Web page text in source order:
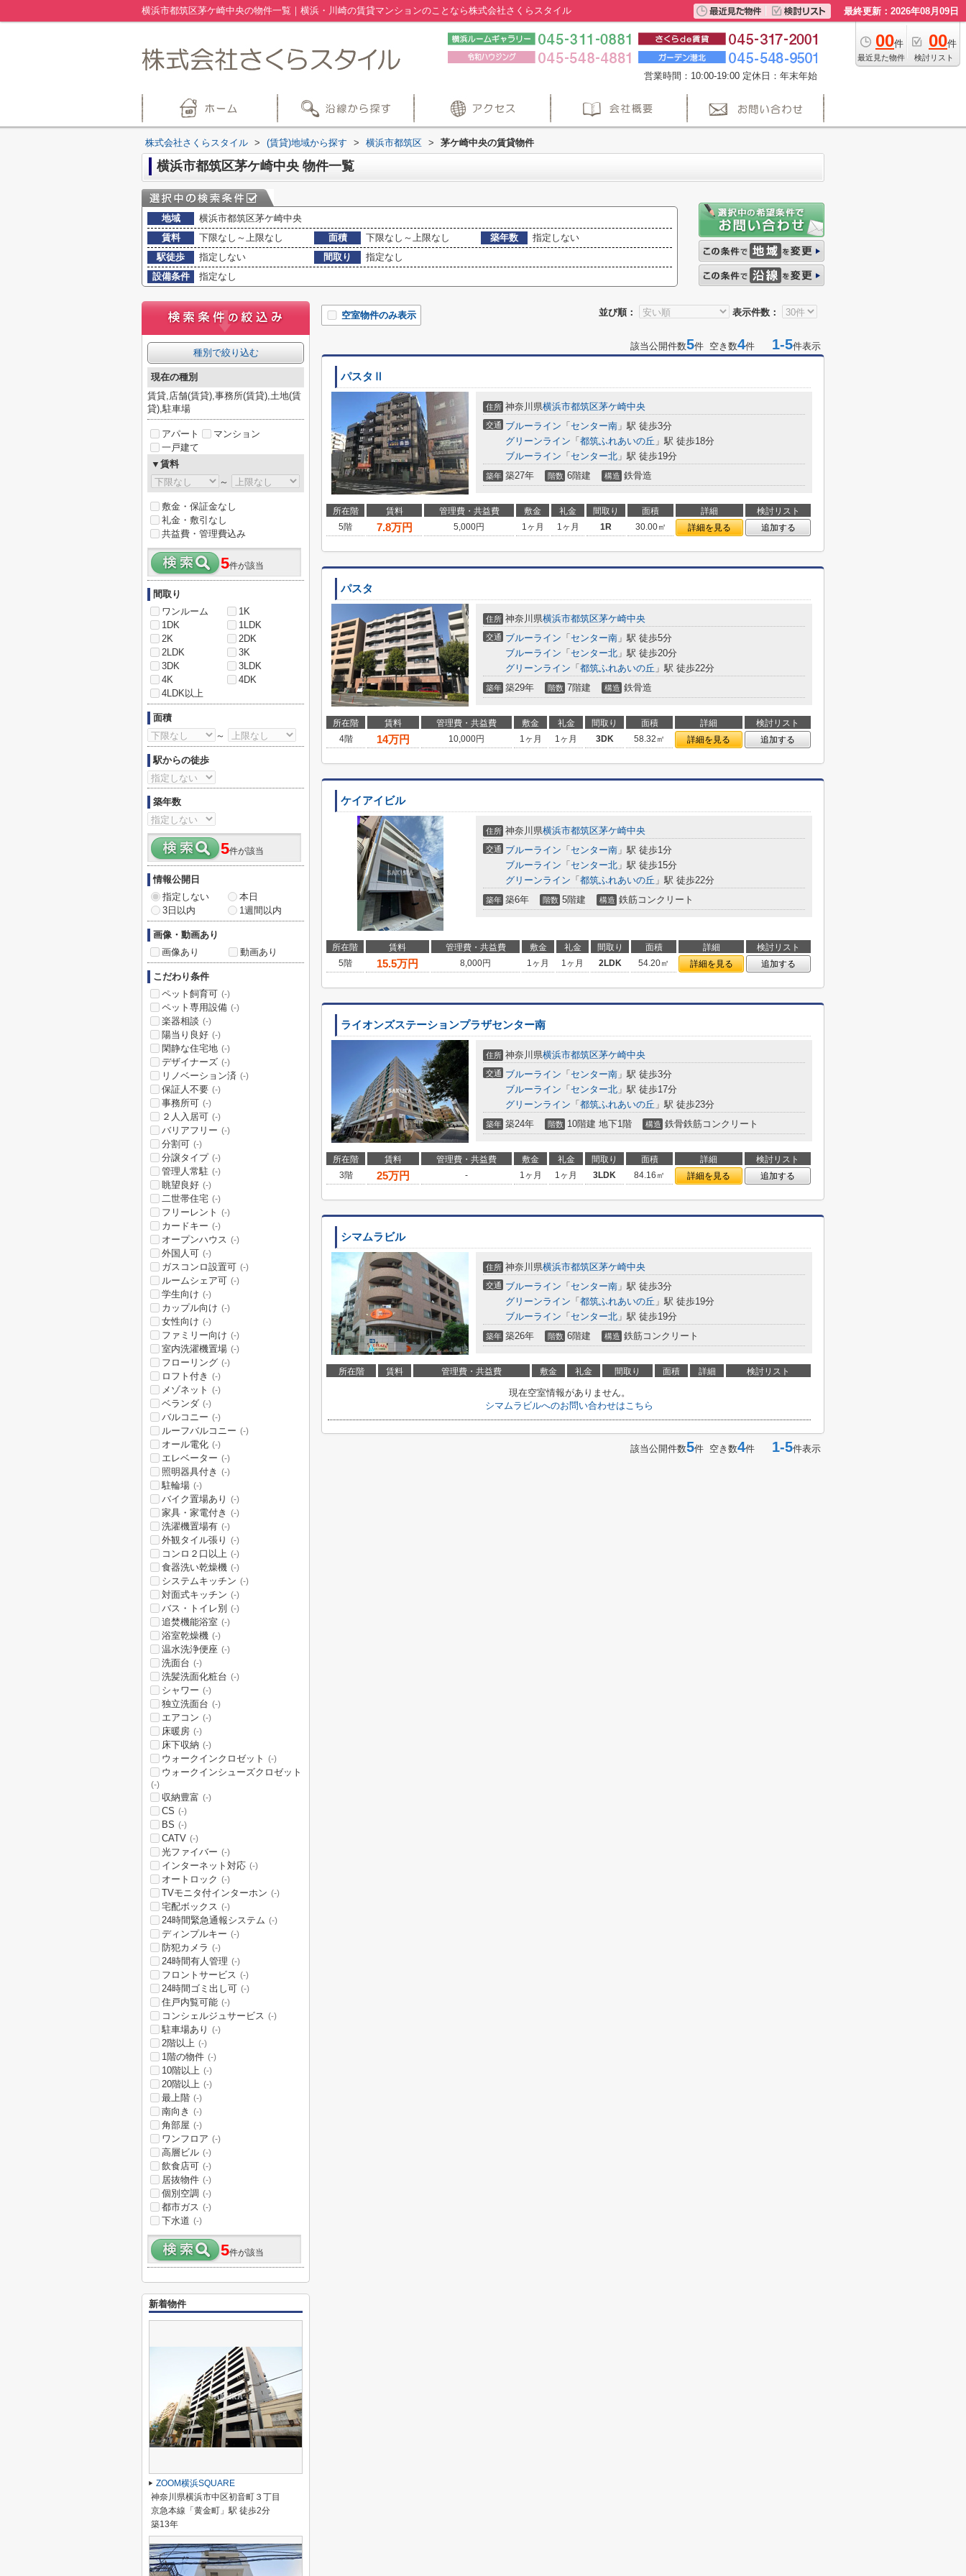
横浜市都筑区茅ケ崎中央の物件一覧｜横浜・川崎の賃貸マンションのことなら株式会社さくらスタイル 最終更新：2026年08月09日
00件
最近見た物件
00件
検討リスト
営業時間：10:00-19:00 定休日：年末年始
株式会社さくらスタイル > (賃貸)地域から探す > 横浜市都筑区 > 茅ケ崎中央の賃貸物件
横浜市都筑区茅ケ崎中央 物件一覧
地域
横浜市都筑区茅ケ崎中央
賃料
下限なし～上限なし 面積 下限なし～上限なし 築年数
指定しない
駅徒歩
指定しない 間取り
指定なし
設備条件
指定なし
並び順： 表示件数：
空室物件のみ表示
該当公開件数5件 空き数4件 1-5件表示
パスタⅡ
住所 神奈川県横浜市都筑区茅ケ崎中央
交通 ブルーライン 「 センター南 」駅 徒歩3分
グリーンライン 「 都筑ふれあいの丘 」駅 徒歩18分
ブルーライン 「 センター北 」駅 徒歩19分
築年 築27年 階数 6階建 構造 鉄骨造
所在階 賃料 管理費・共益費 敷金 礼金 間取り 面積 詳細
検討リスト
5階
7.8万円 5,000円 1ヶ月 1ヶ月 1R 30.00㎡ 詳細を見る 追加する
パスタ
住所 神奈川県横浜市都筑区茅ケ崎中央
交通 ブルーライン 「 センター南 」駅 徒歩5分
ブルーライン 「 センター北 」駅 徒歩20分
グリーンライン 「 都筑ふれあいの丘 」駅 徒歩22分
築年 築29年 階数 7階建 構造 鉄骨造
所在階 賃料 管理費・共益費 敷金 礼金 間取り 面積 詳細
検討リスト
4階
14万円 10,000円 1ヶ月 1ヶ月 3DK 58.32㎡ 詳細を見る 追加する
ケイアイビル
住所 神奈川県横浜市都筑区茅ケ崎中央
交通 ブルーライン 「 センター南 」駅 徒歩1分
ブルーライン 「 センター北 」駅 徒歩15分
グリーンライン 「 都筑ふれあいの丘 」駅 徒歩22分
築年 築6年 階数 5階建 構造 鉄筋コンクリート
所在階 賃料 管理費・共益費 敷金 礼金 間取り 面積 詳細
検討リスト
5階
15.5万円 8,000円 1ヶ月 1ヶ月 2LDK 54.20㎡ 詳細を見る 追加する
ライオンズステーションプラザセンター南
住所 神奈川県横浜市都筑区茅ケ崎中央
交通 ブルーライン 「 センター南 」駅 徒歩3分
ブルーライン 「 センター北 」駅 徒歩17分
グリーンライン 「 都筑ふれあいの丘 」駅 徒歩23分
築年 築24年 階数 10階建 地下1階 構造 鉄骨鉄筋コンクリート
所在階 賃料 管理費・共益費 敷金 礼金 間取り 面積 詳細
検討リスト
3階
25万円 - 1ヶ月 1ヶ月 3LDK 84.16㎡ 詳細を見る 追加する
シマムラビル
住所 神奈川県横浜市都筑区茅ケ崎中央
交通 ブルーライン 「 センター南 」駅 徒歩3分
グリーンライン 「 都筑ふれあいの丘 」駅 徒歩19分
ブルーライン 「 センター北 」駅 徒歩19分
築年 築26年 階数 6階建 構造 鉄筋コンクリート
所在階 賃料 管理費・共益費 敷金 礼金 間取り 面積 詳細 検討リスト
現在空室情報がありません。
シマムラビルへのお問い合わせはこちら
該当公開件数5件 空き数4件 1-5件表示
種別で絞り込む
現在の種別
賃貸,店舗(賃貸),事務所(賃貸),土地(賃
貸),駐車場
アパート
マンション
一戸建て
▼賃料
～
敷金・保証金なし
礼金・敷引なし
共益費・管理費込み
5件が該当
間取り
ワンルーム
1K
1DK
1LDK
2K
2DK
2LDK
3K
3DK
3LDK
4K
4DK
4LDK以上
面積
～
駅からの徒歩
築年数
5件が該当
情報公開日
指定しない
本日
3日以内
1週間以内
画像・動画あり
画像あり
動画あり
こだわり条件
ペット飼育可 (-)
ペット専用設備 (-)
楽器相談 (-)
陽当り良好 (-)
閑静な住宅地 (-)
デザイナーズ (-)
リノベーション済 (-)
保証人不要 (-)
事務所可 (-)
２人入居可 (-)
バリアフリー (-)
分割可 (-)
分譲タイプ (-)
管理人常駐 (-)
眺望良好 (-)
二世帯住宅 (-)
フリーレント (-)
カードキー (-)
オープンハウス (-)
外国人可 (-)
ガスコンロ設置可 (-)
ルームシェア可 (-)
学生向け (-)
カップル向け (-)
女性向け (-)
ファミリー向け (-)
室内洗濯機置場 (-)
フローリング (-)
ロフト付き (-)
メゾネット (-)
ベランダ (-)
バルコニー (-)
ルーフバルコニー (-)
オール電化 (-)
エレベーター (-)
照明器具付き (-)
駐輪場 (-)
バイク置場あり (-)
家具・家電付き (-)
洗濯機置場有 (-)
外観タイル張り (-)
コンロ２口以上 (-)
食器洗い乾燥機 (-)
システムキッチン (-)
対面式キッチン (-)
バス・トイレ別 (-)
追焚機能浴室 (-)
浴室乾燥機 (-)
温水洗浄便座 (-)
洗面台 (-)
洗髪洗面化粧台 (-)
シャワー (-)
独立洗面台 (-)
エアコン (-)
床暖房 (-)
床下収納 (-)
ウォークインクロゼット (-)
ウォークインシューズクロゼット
(-)
収納豊富 (-)
CS (-)
BS (-)
CATV (-)
光ファイバー (-)
インターネット対応 (-)
オートロック (-)
TVモニタ付インターホン (-)
宅配ボックス (-)
24時間緊急通報システム (-)
ディンプルキー (-)
防犯カメラ (-)
24時間有人管理 (-)
フロントサービス (-)
24時間ゴミ出し可 (-)
住戸内覧可能 (-)
コンシェルジュサービス (-)
駐車場あり (-)
2階以上 (-)
1階の物件 (-)
10階以上 (-)
20階以上 (-)
最上階 (-)
南向き (-)
角部屋 (-)
ワンフロア (-)
高層ビル (-)
飲食店可 (-)
居抜物件 (-)
個別空調 (-)
都市ガス (-)
下水道 (-)
5件が該当
新着物件
ZOOM横浜SQUARE
神奈川県横浜市中区初音町３丁目
京急本線「黄金町」駅 徒歩2分
築13年